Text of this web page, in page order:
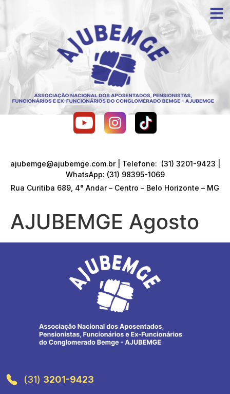
ajubemge@ajubemge.com.br | Telefone: (31) 3201-9423 |
WhatsApp: (31) 98395-1069
Rua Curitiba 689, 4° Andar – Centro – Belo Horizonte – MG
AJUBEMGE Agosto
(31) 3201-9423